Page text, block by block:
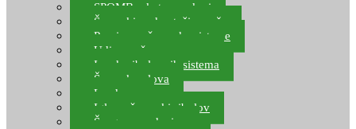
SPOMB rakete, markeri
Šaranski podmetači, mreže
Pernice za šaranske sisteme
Udice za šarana, amura
Izrada ribolovnih sistema
Šaranska olova
Leadcore
Igle za šaranski ribolov
Špage, upredenice